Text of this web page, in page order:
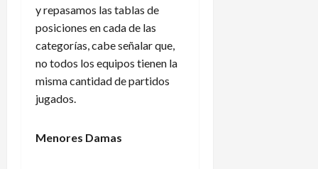
y repasamos las tablas de
posiciones en cada de las
categorías, cabe señalar que,
no todos los equipos tienen la
misma cantidad de partidos
jugados.
Menores Damas